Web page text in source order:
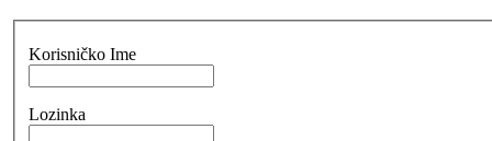
Korisničko Ime
Lozinka